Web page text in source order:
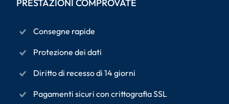
PRESTAZIONI COMPROVATE
Consegne rapide
Protezione dei dati
Diritto di recesso di 14 giorni
Pagamenti sicuri con crittografia SSL